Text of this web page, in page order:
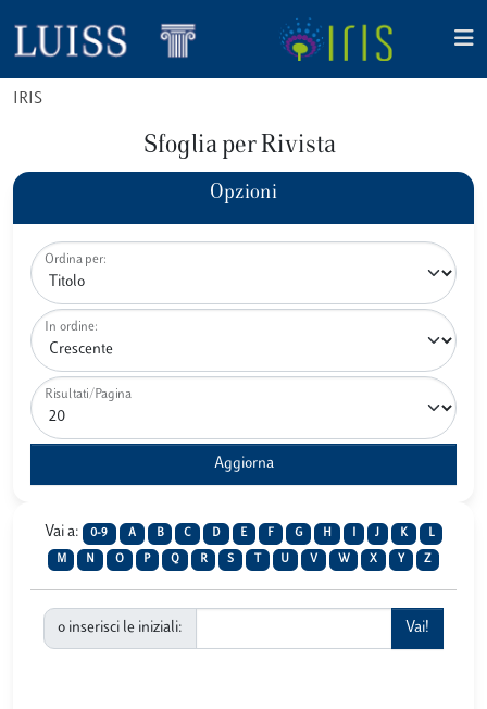
IRIS
Sfoglia per Rivista
Opzioni
Ordina per:
In ordine:
Risultati/Pagina
Vai a: 0-9 A B C D E F G H J K L
M N O P Q R S U V W X Y Z
o inserisci le iniziali: